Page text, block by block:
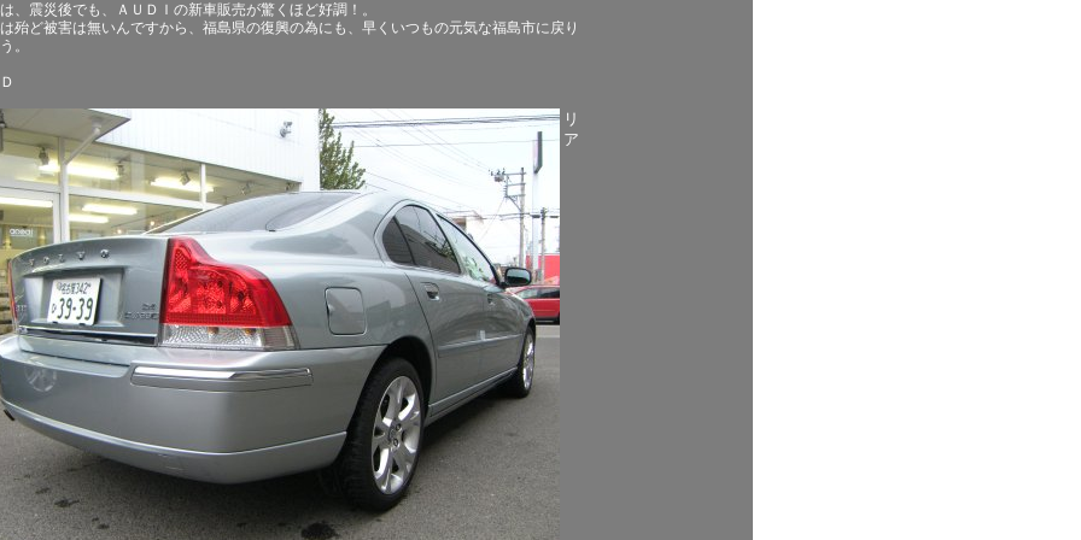
、震災後でも、ＡＵＤＩの新車販売が驚くほど好調！。
殆ど被害は無いんですから、福島県の復興の為にも、早くいつもの元気な福島市に戻り
。
リ
ア